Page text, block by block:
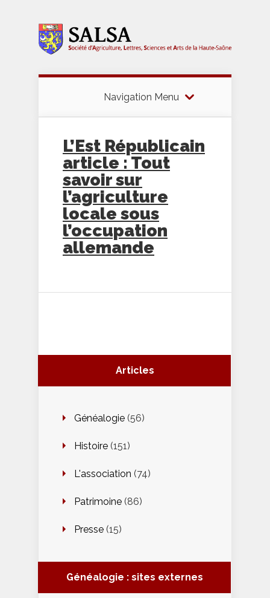
Navigation Menu
L’Est Républicain
article : Tout
savoir sur
l’agriculture
locale sous
l’occupation
allemande
Articles
Généalogie (56)
Histoire (151)
L'association (74)
Patrimoine (86)
Presse (15)
Généalogie : sites externes